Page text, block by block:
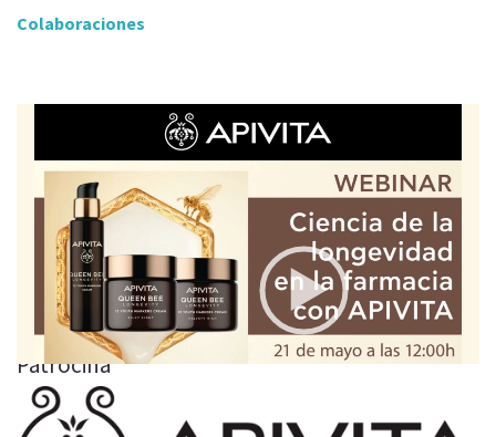
Colaboraciones
CIENCIA DE LA LONGEVIDAD EN LA FARMACIA CON
APIVITA
Patrocina
48:23